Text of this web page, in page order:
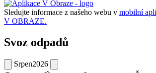
Sledujte informace z našeho webu v mobilní
V OBRAZE.
Svoz odpadů
Srpen2026